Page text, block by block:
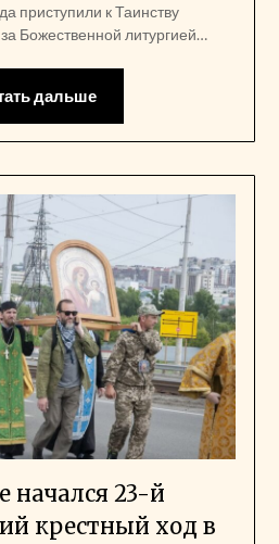
приступили к Таинству
Божественной литургией…
дальше
начался 23-й
крестный ход в